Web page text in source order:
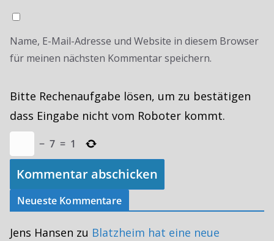
Name, E-Mail-Adresse und Website in diesem Browser
für meinen nächsten Kommentar speichern.
Bitte Rechenaufgabe lösen, um zu bestätigen
dass Eingabe nicht vom Roboter kommt.
− 7 = 1
Neueste Kommentare
Jens Hansen zu Blatzheim hat eine neue